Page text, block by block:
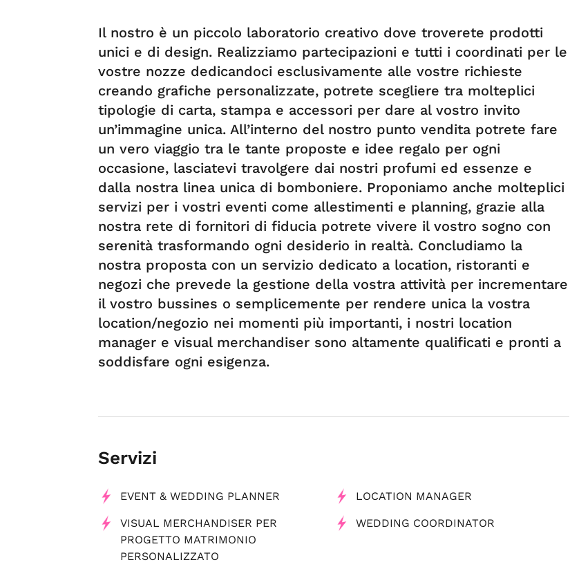
Il nostro è un piccolo laboratorio creativo dove troverete prodotti
unici e di design. Realizziamo partecipazioni e tutti i coordinati per le
vostre nozze dedicandoci esclusivamente alle vostre richieste
creando grafiche personalizzate, potrete scegliere tra molteplici
tipologie di carta, stampa e accessori per dare al vostro invito
un’immagine unica. All’interno del nostro punto vendita potrete fare
un vero viaggio tra le tante proposte e idee regalo per ogni
occasione, lasciatevi travolgere dai nostri profumi ed essenze e
dalla nostra linea unica di bomboniere. Proponiamo anche molteplici
servizi per i vostri eventi come allestimenti e planning, grazie alla
nostra rete di fornitori di fiducia potrete vivere il vostro sogno con
serenità trasformando ogni desiderio in realtà. Concludiamo la
nostra proposta con un servizio dedicato a location, ristoranti e
negozi che prevede la gestione della vostra attività per incrementare
il vostro bussines o semplicemente per rendere unica la vostra
location/negozio nei momenti più importanti, i nostri location
manager e visual merchandiser sono altamente qualificati e pronti a
soddisfare ogni esigenza.
Servizi
EVENT & WEDDING PLANNER LOCATION MANAGER
VISUAL MERCHANDISER PER
PROGETTO MATRIMONIO
PERSONALIZZATO
WEDDING COORDINATOR